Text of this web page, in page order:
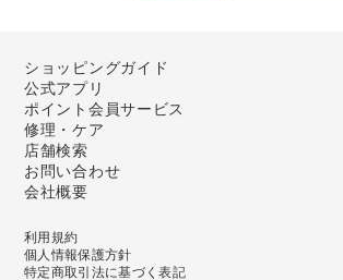
ショッピングガイド
公式アプリ
ポイント会員サービス
修理・ケア
店舗検索
お問い合わせ
会社概要
利用規約
個人情報保護方針
特定商取引法に基づく表記